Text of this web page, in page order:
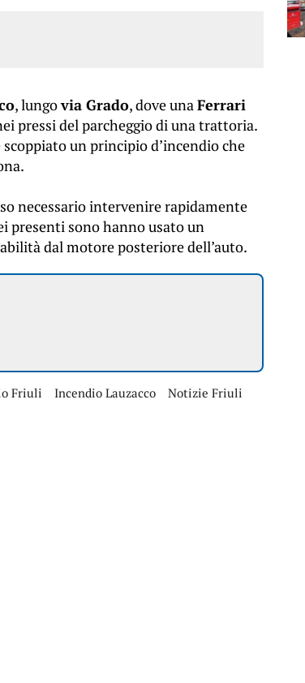
, lungovia Grado, dove unaFerrari
pressi del parcheggio di una trattoria.
un principio d’incendio che
necessario intervenire rapidamente
presenti sono hanno usato un
dal motore posteriore dell’auto.
Friuli Incendio Lauzacco
Notizie Friuli